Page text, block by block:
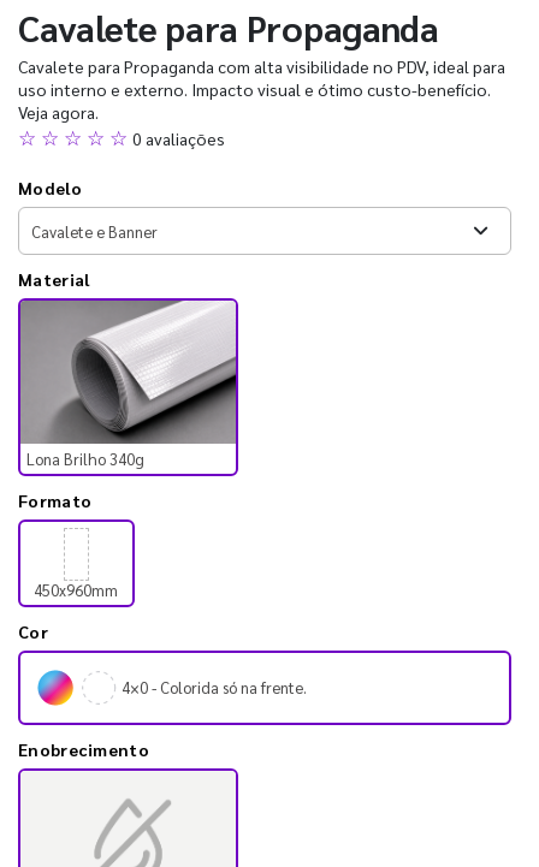
Cavalete para Propaganda
Cavalete para Propaganda com alta visibilidade no PDV, ideal para
uso interno e externo. Impacto visual e ótimo custo-benefício.
Veja agora.
☆ ☆ ☆ ☆ ☆ 0 avaliações
Modelo
Material
Lona Brilho 340g
Formato
450x960mm
Cor
4×0 - Colorida só na frente.
Enobrecimento